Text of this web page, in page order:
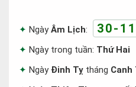
NgàyÂm Lịch: 30-
Ngày trong tuần: Thứ Hai
Ngày Đinh Tỵ tháng Canh